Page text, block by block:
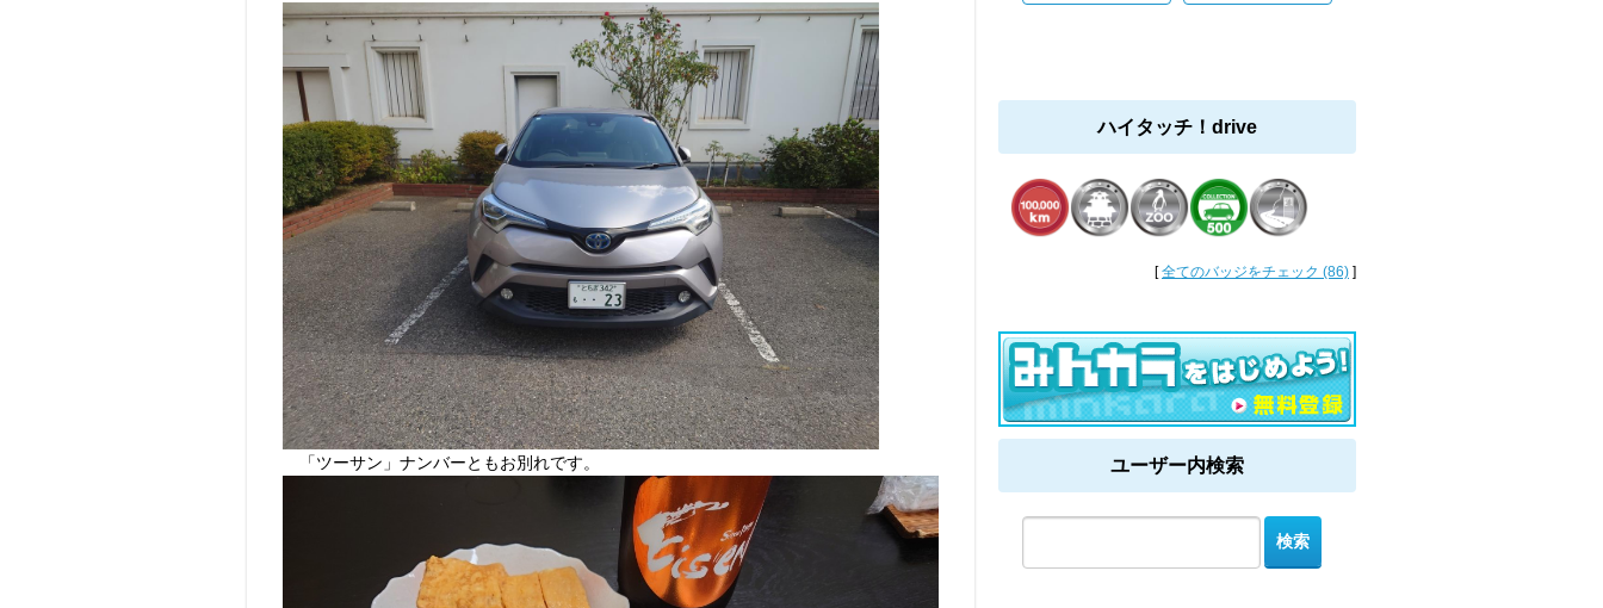
「ツーサン」ナンバーともお別れです。
ハイタッチ！drive
[全てのバッジをチェック (86) ]
ユーザー内検索